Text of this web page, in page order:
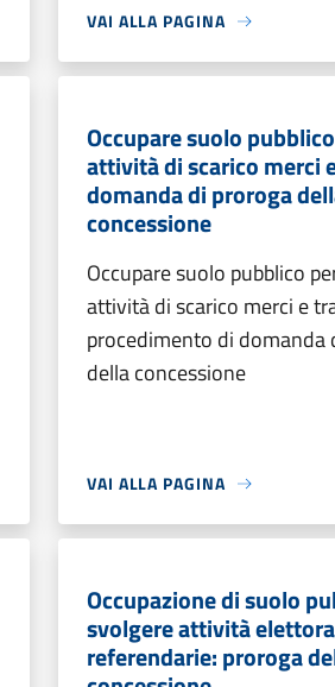
VAI ALLA PAGINA
Occupare suolo
attività di scarico merci
domanda di proroga
concessione
Occupare suolo pubblico
attività di scarico merci e
procedimento di domanda
della concessione
VAI ALLA PAGINA
Occupazione di suolo
svolgere attività
referendarie: proroga